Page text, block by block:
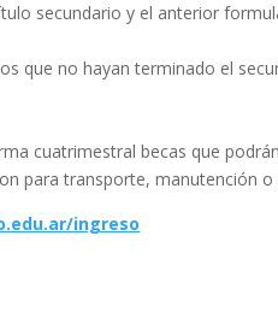
secundario y el anterior
que no hayan terminado el
cuatrimestral becas que
para transporte, manutención
ingreso